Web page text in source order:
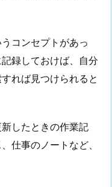
コンセプトがあっ
録しておけば、自分
れば見つけられると
したときの作業記
仕事のノートなど、